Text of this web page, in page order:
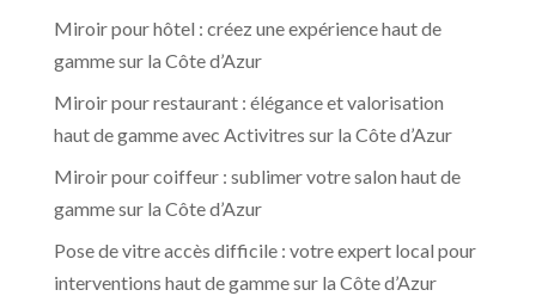
Miroir pour hôtel : créez une expérience haut de
gamme sur la Côte d’Azur
Miroir pour restaurant : élégance et valorisation
haut de gamme avec Activitres sur la Côte d’Azur
Miroir pour coiffeur : sublimer votre salon haut de
gamme sur la Côte d’Azur
Pose de vitre accès difficile : votre expert local pour
interventions haut de gamme sur la Côte d’Azur